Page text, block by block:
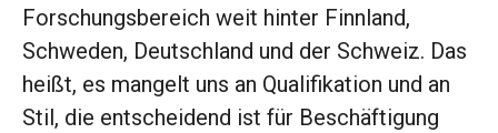
Forschungsbereich weit hinter Finnland,
Schweden, Deutschland und der Schweiz. Das
heißt, es mangelt uns an Qualifikation und an
Stil, die entscheidend ist für Beschäftigung